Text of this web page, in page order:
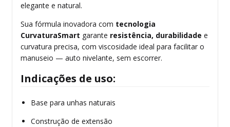
elegante e natural.
Sua fórmula inovadora com tecnologia
CurvaturaSmart garante resistência, durabilidade e
curvatura precisa, com viscosidade ideal para facilitar o
manuseio — auto nivelante, sem escorrer.
Indicações de uso:
Base para unhas naturais
Construção de extensão